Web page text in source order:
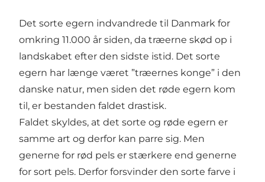
Det sorte egern indvandrede til Danmark for
omkring 11.000 år siden, da træerne skød op i
landskabet efter den sidste istid. Det sorte
egern har længe været ”træernes konge” i den
danske natur, men siden det røde egern kom
til, er bestanden faldet drastisk.
Faldet skyldes, at det sorte og røde egern er
samme art og derfor kan parre sig. Men
generne for rød pels er stærkere end generne
for sort pels. Derfor forsvinder den sorte farve i